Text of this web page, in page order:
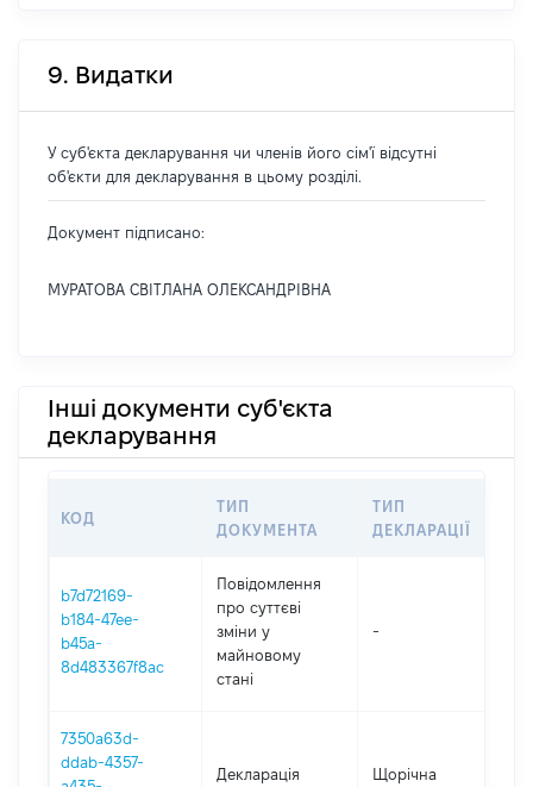
9. Видатки
У суб'єкта декларування чи членів його сім'ї відсутні
об'єкти для декларування в цьому розділі.
Документ підписано:
МУРАТОВА СВІТЛАНА ОЛЕКСАНДРІВНА
Інші документи суб'єкта
декларування
КОД
ТИП
ДОКУМЕНТА
ТИП
ДЕКЛАРАЦІЇ
b7d72169-
b184-47ee-
b45a-
8d483367f8ac
Повідомлення
про суттєві
зміни y
майновому
стані
-
7350a63d-
ddab-4357-
Декларація Щорічна